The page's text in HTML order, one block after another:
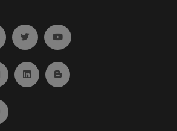
a facebook (abre en ventana nueva)
Ir a twitter (abre en ventana nueva)
Ir a YouTube (abre en
Ir a Flickr (abre en ventana nueva)
Ir a Linkedin (abre en ventana nueva)
Ir al Blog (abre en ventana
Ir a Instagram (abre en ventana nueva)